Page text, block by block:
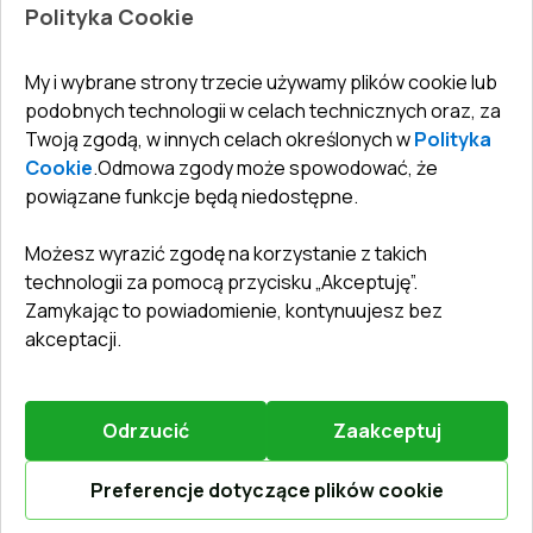
Dla firm, współpraca
Gwarancja
Biuro:ul. Święty Marcin 29/8, 61-806 Poznań
undefined(undefined)
info@toptechnik.com.pl
Polityka prywatności
REGULAMIN
©2026.Wszelkie prawa zastrzeżone.
Obsługiwany przezVitrager.com.Zgłosić problem
Polityka Cookie
My i wybrane strony trzecie używamy plików cookie lub
podobnych technologii w celach technicznych oraz, za
Twoją zgodą, w innych celach określonych wPolityka
Cookie.Odmowa zgody może spowodować, że
powiązane funkcje będą niedostępne.
Możesz wyrazić zgodę na korzystanie z takich
technologii za pomocą przycisku „Akceptuję”.
Zamykając to powiadomienie, kontynuujesz bez
akceptacji.
Odrzucić Zaakceptuj
Preferencje dotyczące plików cookie